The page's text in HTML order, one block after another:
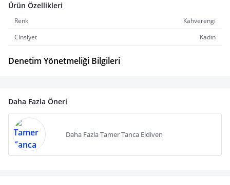
Ürün Özellikleri
Renk
Kahverengi
Cinsiyet
Kadın
Denetim Yönetmeliği Bilgileri
Daha Fazla Öneri
Daha Fazla Tamer Tanca Eldiven